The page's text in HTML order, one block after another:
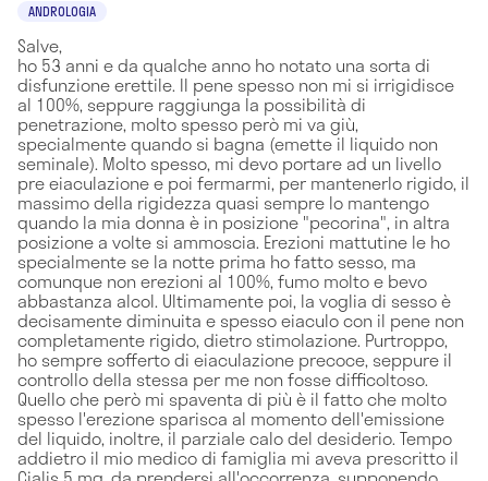
ANDROLOGIA
Salve,
ho 53 anni e da qualche anno ho notato una sorta di
disfunzione erettile. Il pene spesso non mi si irrigidisce
al 100%, seppure raggiunga la possibilità di
penetrazione, molto spesso però mi va giù,
specialmente quando si bagna (emette il liquido non
seminale). Molto spesso, mi devo portare ad un livello
pre eiaculazione e poi fermarmi, per mantenerlo rigido, il
massimo della rigidezza quasi sempre lo mantengo
quando la mia donna è in posizione "pecorina", in altra
posizione a volte si ammoscia. Erezioni mattutine le ho
specialmente se la notte prima ho fatto sesso, ma
comunque non erezioni al 100%, fumo molto e bevo
abbastanza alcol. Ultimamente poi, la voglia di sesso è
decisamente diminuita e spesso eiaculo con il pene non
completamente rigido, dietro stimolazione. Purtroppo,
ho sempre sofferto di eiaculazione precoce, seppure il
controllo della stessa per me non fosse difficoltoso.
Quello che però mi spaventa di più è il fatto che molto
spesso l'erezione sparisca al momento dell'emissione
del liquido, inoltre, il parziale calo del desiderio. Tempo
addietro il mio medico di famiglia mi aveva prescritto il